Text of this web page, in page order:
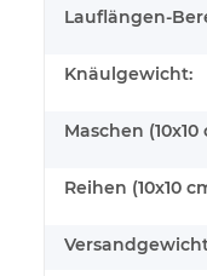
Lauflängen-
Knäulgewicht:
Maschen (10x10
Reihen (10x10